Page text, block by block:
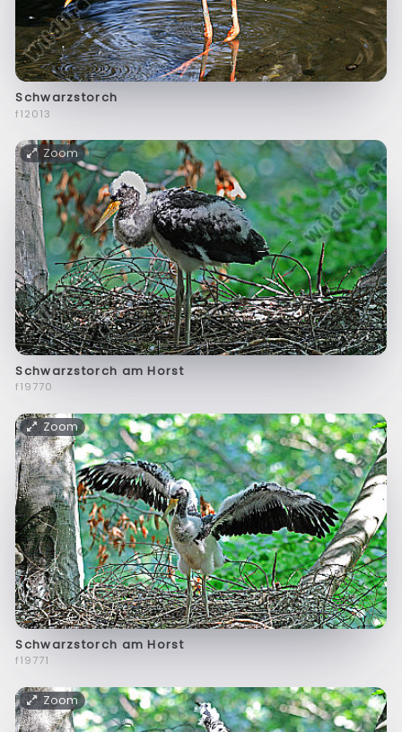
Schwarzstorch
f12013
Zoom
Schwarzstorch am Horst
f19770
Zoom
Schwarzstorch am Horst
f19771
Zoom